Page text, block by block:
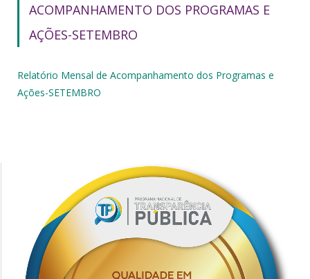
ACOMPANHAMENTO DOS PROGRAMAS E
AÇÕES-SETEMBRO
Relatório Mensal de Acompanhamento dos Programas e
Ações-SETEMBRO